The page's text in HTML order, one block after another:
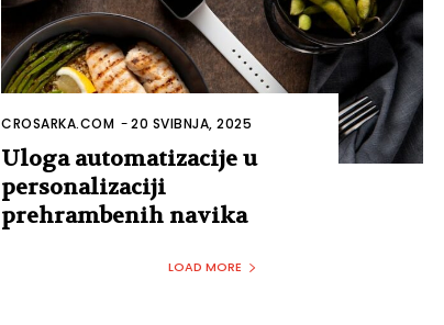
CROSARKA.COM -20 SVIBNJA, 2025
Uloga automatizacije u
personalizaciji
prehrambenih navika
LOAD MORE